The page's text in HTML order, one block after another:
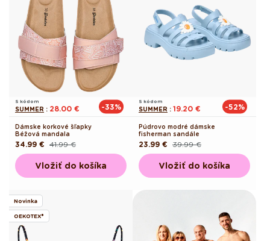
S kódom
SUMMER : 28.00 € -33%
Dámske korkové šľapky
Béžová mandala
Pôvodná
cena
41.99 €
Akciová
cena
34.99 €
Vložiť do košíka
S kódom
SUMMER : 19.20 € -52%
Púdrovo modré dámske
fisherman sandále
Pôvodná
cena
39.99 €
Akciová
cena
23.99 €
Vložiť do košíka
Novinka
OEKOTEX®